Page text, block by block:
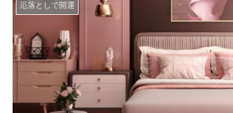
厄落としで開運